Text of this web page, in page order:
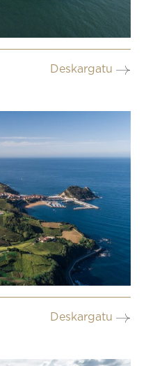
Deskargatu
Deskargatu